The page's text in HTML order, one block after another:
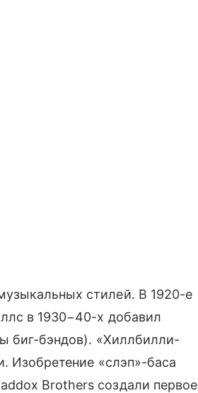
стилей. В 1920-е
в 1930−40-х добавил
биг-бэндов). «Хиллбилли-
Изобретение «слэп»-баса
Brothers создали первое